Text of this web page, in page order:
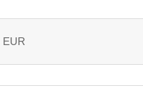
EUR